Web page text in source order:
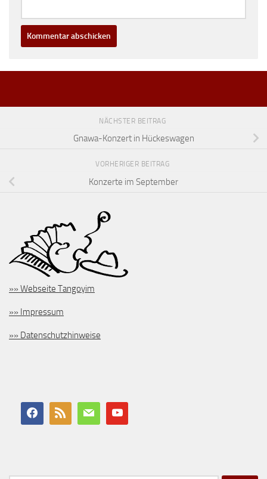
NÄCHSTER BEITRAG
Gnawa-Konzert in Hückeswagen
VORHERIGER BEITRAG
Konzerte im September
»» Webseite Tangoyim
»» Impressum
»» Datenschutzhinweise